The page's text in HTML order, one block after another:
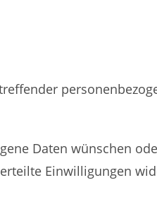
Daten wünschen
Einwilligungen